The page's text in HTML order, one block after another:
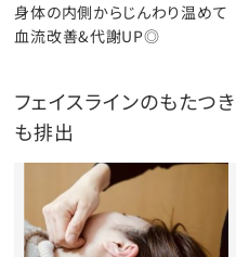
身体の内側からじんわり温めて
血流改善&代謝UP◎
フェイスラインのもたつき
も排出